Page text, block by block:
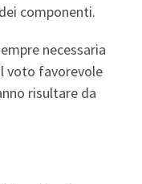
componenti.
necessaria
voto favorevole
risultare da